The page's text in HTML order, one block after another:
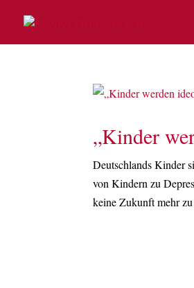
„Kinder
Deutschlands Kinder
von Kindern zu
keine Zukunft mehr